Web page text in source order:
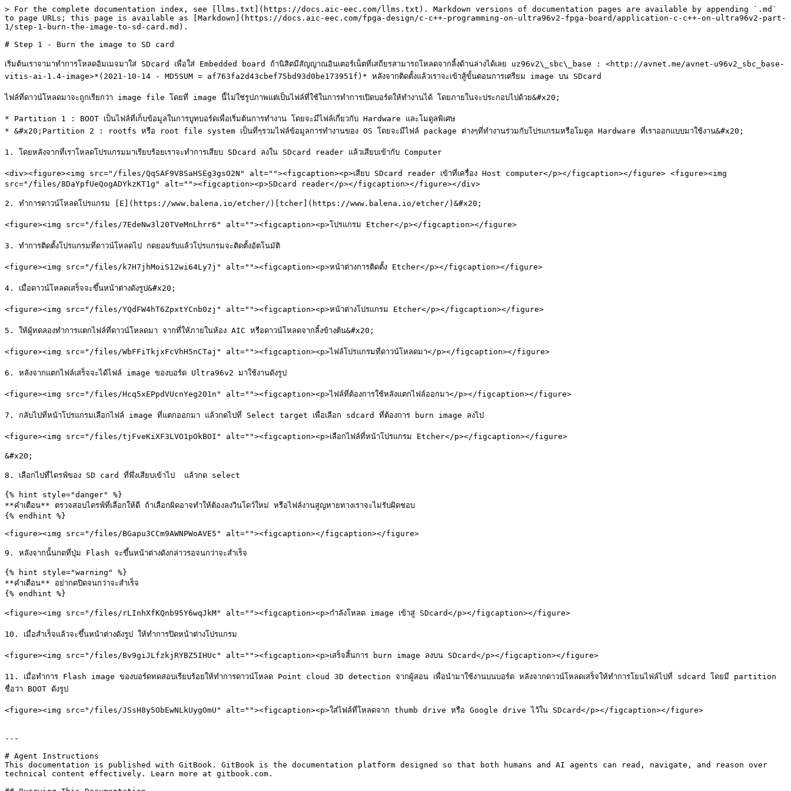
> For the complete documentation index, see [llms.txt](https://docs.aic-eec.com/llms.txt). Markdown versions of documentation pages are available by appending `.md`
to page URLs; this page is available as [Markdown](https://docs.aic-eec.com/fpga-design/c-c++-programming-on-ultra96v2-fpga-board/application-c-c++-on-ultra96v2-part-
1/step-1-burn-the-image-to-sd-card.md).
# Step 1 - Burn the image to SD card
เริ่มต้นเราจามาทำการโหลดอิมเมจมาใส่ SDcard เพื่อใส่ Embedded board ถ้านิสิตมีสัญญาณอินเตอร์เน็ตที่เสถียรสามารถโหลดจากลิ้งด้านล่างได้เลย uz96v2\_sbc\_base : <http://avnet.me/avnet-u96v2_sbc_base-
vitis-ai-1.4-image>*(2021-10-14 - MD5SUM = af763fa2d43cbef75bd93d0be173951f)* หลังจากติดตั้งแล้วเราจะเข้าสู้ขั้นตอนการเตรียม image บน SDcard
ไฟล์ที่ดาวน์โหลดมาจะถูกเรียกว่า image file โดยที่ image นี้ไม่ใช่รูปภาพแต่เป็นไฟล์ที่ใช้ในการทำการเปิดบอร์ดให้ทำงานได้ โดยภายในจะประกอบไปด้วย&#x20;
* Partition 1 : BOOT เป็นไฟล์ที่เก็บข้อมูลในการบูทบอร์ดเพื่อเริ่มต้นการทำงาน โดยจะมีไฟล์เกี่ยวกับ Hardware และโมดูลพิเศษ
* &#x20;Partition 2 : rootfs หรือ root file system เป็นที่ๆรวมไฟล์ข้อมูลการทำงานของ OS โดยจะมีไฟล์ package ต่างๆที่ทำงานร่วมกับโปรแกรมหรือโมดูล Hardware ที่เราออกแบบมาใช้งาน&#x20;
1. โดยหลังจากที่เราโหลดโปรแกรมมาเรียบร้อยเราจะทำการเสียบ SDcard ลงใน SDcard reader แล้วเสียบเข้ากับ Computer
<div><figure><img src="/files/QqSAF9V8SaHSEg3gsO2N" alt=""><figcaption><p>เสียบ SDcard reader เข้าที่เครื่อง Host computer</p></figcaption></figure> <figure><img
src="/files/8DaYpfUeQogADYkzKT1g" alt=""><figcaption><p>SDcard reader</p></figcaption></figure></div>
2. ทำการดาวน์โหลดโปรแกรม [E](https://www.balena.io/etcher/)[tcher](https://www.balena.io/etcher/)&#x20;
<figure><img src="/files/7EdeNw3l20TVeMnLhrr6" alt=""><figcaption><p>โปรแกรม Etcher</p></figcaption></figure>
3. ทำการติดตั้งโปรแกรมที่ดาวน์โหลดไป กดยอมรับแล้วโปรแกรมจะติดตั้งอัตโนมัติ
<figure><img src="/files/k7H7jhMoiS12wi64Ly7j" alt=""><figcaption><p>หน้าต่างการติดตั้ง Etcher</p></figcaption></figure>
4. เมื่อดาวน์โหลดเสร็จจะขึ้นหน้าต่างดังรูป&#x20;
<figure><img src="/files/YQdFW4hT6ZpxtYCnb0zj" alt=""><figcaption><p>หน้าต่างโปรแกรม Etcher</p></figcaption></figure>
5. ให้ผู้ทดลองทำการแตกไฟล์ที่ดาวน์โหลดมา จากที่ให้ภายในห้อง AIC หรือดาวน์โหลดจากลิ้งข้างต้น&#x20;
<figure><img src="/files/WbFFiTkjxFcVhH5nCTaj" alt=""><figcaption><p>ไฟล์โปรแกรมที่ดาวน์โหลดมา</p></figcaption></figure>
6. หลังจากแตกไฟล์เสร็จจะได้ไฟล์ image ของบอร์ด Ultra96v2 มาใช้งานดังรูป
<figure><img src="/files/Hcq5xEPpdVUcnYeg201n" alt=""><figcaption><p>ไฟล์ที่ต้องการใช้หลังแตกไฟล์ออกมา</p></figcaption></figure>
7. กลับไปที่หน้าโปรแกรมเลือกไฟล์ image ที่แตกออกมา แล้วกดไปที่ Select target เพื่อเลือก sdcard ที่ต้องการ burn image ลงไป
<figure><img src="/files/tjFveKiXF3LVO1pOkBOI" alt=""><figcaption><p>เลือกไฟล์ที่หน้าโปรแกรม Etcher</p></figcaption></figure>
&#x20;
8. เลือกไปที่ไดรฟ์ของ SD card ที่พึ่งเสียบเข้าไป  แล้วกด select
{% hint style="danger" %}
**คำเตือน** ตรวจสอบไดรฟ์ที่เลือกให้ดี ถ้าเลือกผิดอาจทำให้ต้องลงวินโดว์ใหม่ หรือไฟล์งานสูญหายทางเราจะไม่รับผิดชอบ
{% endhint %}
<figure><img src="/files/BGapu3CCm9AWNPWoAVE5" alt=""><figcaption></figcaption></figure>
9. หลังจากนั้นกดที่ปุ่ม Flash จะขึ้นหน้าต่างดังกล่าวรอจนกว่าจะสำเร็จ
{% hint style="warning" %}
**คำเตือน** อย่ากดปิดจนกว่าจะสำเร็จ
{% endhint %}
<figure><img src="/files/rLInhXfKQnb95Y6wqJkM" alt=""><figcaption><p>กำลังโหลด image เข้าสู่ SDcard</p></figcaption></figure>
10. เมื่อสำเร็จแล้วจะขึ้นหน้าต่างดังรูป ให้ทำการปิดหน้าต่างโปรแกรม
<figure><img src="/files/Bv9giJLfzkjRYBZ5IHUc" alt=""><figcaption><p>เสร็จสิ้นการ burn image ลงบน SDcard</p></figcaption></figure>
11. เมื่อทำการ Flash image ของบอร์ดทดสอบเรียบร้อยให้ทำการดาวน์โหลด Point cloud 3D detection จากผู้สอน เพื่อนำมาใช้งานบนบอร์ด หลังจากดาวน์โหลดเสร็จให้ทำการโยนไฟล์ไปที่ sdcard โดยมี partition
ชื่อว่า BOOT ดังรูป
<figure><img src="/files/JSsH8y5ObEwNLkUygOmU" alt=""><figcaption><p>ใส่ไฟล์ที่โหลดจาก thumb drive หรือ Google drive ไว้ใน SDcard</p></figcaption></figure>
---
# Agent Instructions
This documentation is published with GitBook. GitBook is the documentation platform designed so that both humans and AI agents can read, navigate, and reason over
technical content effectively. Learn more at gitbook.com.